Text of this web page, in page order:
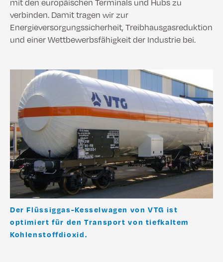
verbinden. Damit tragen wir zur
Energieversorgungssicherheit, Treibhausgasreduktion
und einer Wettbewerbsfähigkeit der Industrie bei.
Der Flüssiggas-Kesselwagen von VTG ist
optimiert für den Transport von tiefkaltem
Kohlenstoffdioxid.